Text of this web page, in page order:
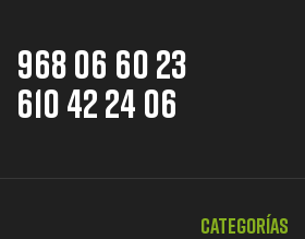
968 06 60 23
610 42 24 06
Categorías